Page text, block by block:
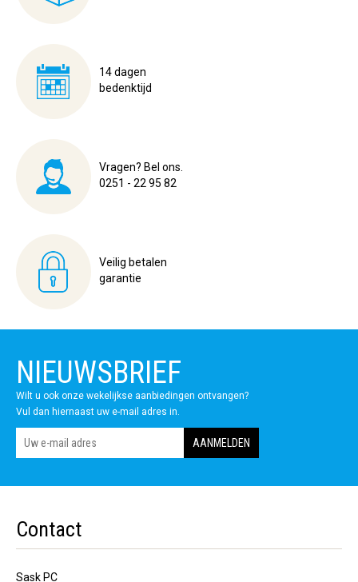
14 dagen
bedenktijd
Vragen? Bel ons.
0251 - 22 95 82
Veilig betalen
garantie
NIEUWSBRIEF
Wilt u ook onze wekelijkse aanbiedingen ontvangen?
Vul dan hiernaast uw e-mail adres in.
Contact
Sask PC